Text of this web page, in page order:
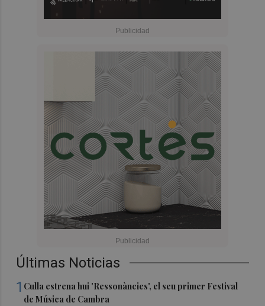
Últimas Noticias
1 Culla estrena hui 'Ressonàncies', el seu primer Festival
de Música de Cambra